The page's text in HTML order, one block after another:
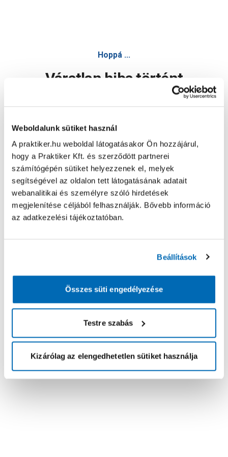
Weboldalunk sütiket használ
A praktiker.hu weboldal látogatásakor Ön hozzájárul,
hogy a Praktiker Kft. és szerződött partnerei
számítógépén sütiket helyezzenek el, melyek
segítségével az oldalon tett látogatásának adatait
webanalitikai és személyre szóló hirdetések
megjelenítése céljából felhasználják. Bővebb információ
az adatkezelési tájékoztatóban.
Beállítások
Összes süti engedélyezése
Testre szabás
Kizárólag az elengedhetetlen sütiket használja
Hoppá ...
Váratlan hiba történt
Oldal újratöltése